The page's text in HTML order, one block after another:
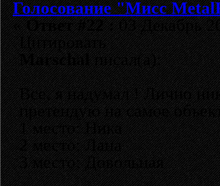
Голосование "Мисс
«Ответ #22 :03 Декабрь
Цитировать
Marschalписал(а):
Все, я надумал ! Лично
претендую на самое
1 место: Ника
2 место: Лана
3 место: Довольная